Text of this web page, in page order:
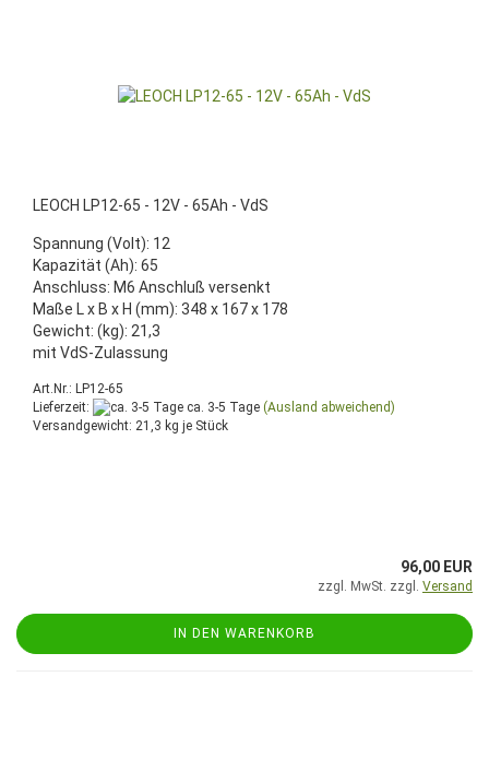
LEOCH LP12-65 - 12V - 65Ah - VdS
Spannung (Volt): 12
Kapazität (Ah): 65
Anschluss: M6 Anschluß versenkt
Maße L x B x H (mm): 348 x 167 x 178
Gewicht: (kg): 21,3
mit VdS-Zulassung
Art.Nr.: LP12-65
Lieferzeit:
ca. 3-5 Tage (Ausland abweichend)
Versandgewicht: 21,3 kg je Stück
96,00 EUR
zzgl. MwSt. zzgl. Versand
IN DEN WARENKORB